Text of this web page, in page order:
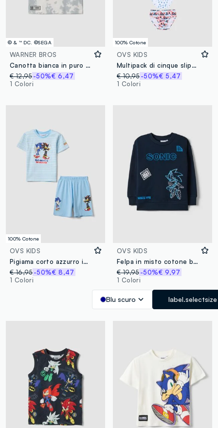
© & ™ DC. ©SEGA
WARNER BROS
Canotta bianca in puro cotone con stampa grafica over fit
€ 12,95-50%€ 6,47
1 Colori
100% Cotone
OVS KIDS
Multipack di cinque slip multicolor in cotone organico
€ 10,95 -50%€ 5,47
1 Colori
100% Cotone
OVS KIDS
Pigiama corto azzurro in puro cotone da bambino con stampe Sonic
€ 16,95-50%€ 8,47
1 Colori
OVS KIDS
Felpa in misto cotone blu da bambino oversize fit con stampa Sonic
€ 19,95 -50%€ 9,97
1 Colori
Blu scuro label.selectsize